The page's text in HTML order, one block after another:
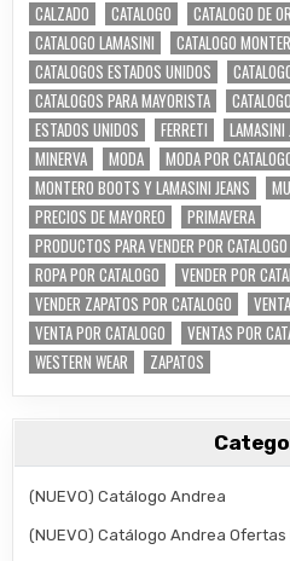
CALZADO
CATALOGO CATALOGO DE
CATALOGO LAMASINI
CATALOGO
CATALOGOS ESTADOS UNIDOS
CATALOGOS PARA MAYORISTA
ESTADOS UNIDOS
FERRETI LAMASINI
MINERVA
MODA MODA POR
MONTERO BOOTS Y LAMASINI JEANS
PRECIOS DE MAYOREO
PRIMAVERA
PRODUCTOS PARA VENDER POR CATALOGO
ROPA POR CATALOGO
VENDER POR
VENDER ZAPATOS POR CATALOGO
VENTA POR CATALOGO
VENTAS POR
WESTERN WEAR
ZAPATOS
(NUEVO) Catálogo Andrea
(NUEVO) Catálogo Andrea Ofertas